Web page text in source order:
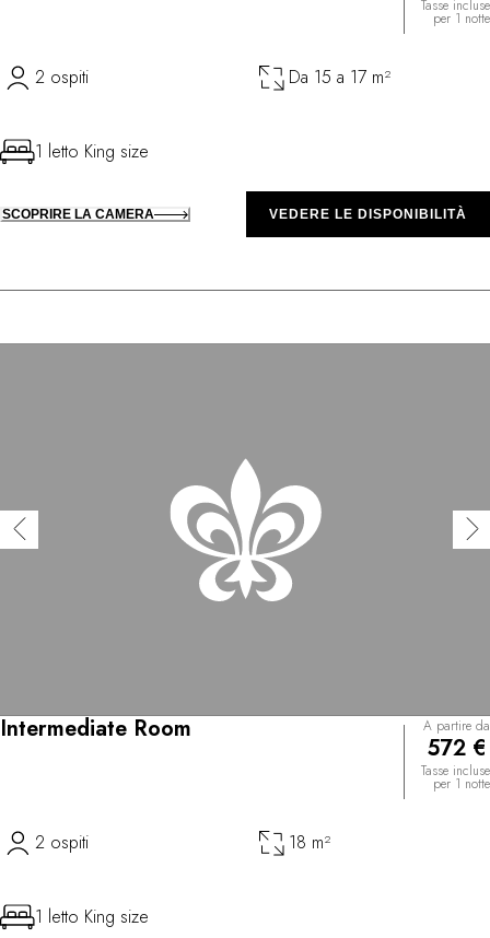
Tasse incluse
per 1 notte
2 ospiti Da 15 a 17 m²
1 letto King size
SCOPRIRE LA CAMERA VEDERE LE DISPONIBILITÀ
Intermediate Room A partire da
572 €
Tasse incluse
per 1 notte
2 ospiti 18 m²
1 letto King size